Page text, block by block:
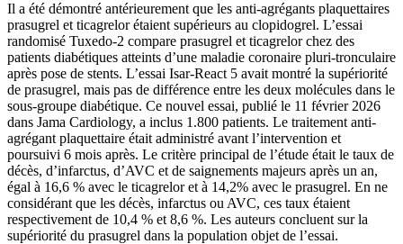
Il a été démontré antérieurement que les anti-agrégants plaquettaires
prasugrel et ticagrelor étaient supérieurs au clopidogrel. L’essai
randomisé Tuxedo-2 compare prasugrel et ticagrelor chez des
patients diabétiques atteints d’une maladie coronaire pluri-tronculaire
après pose de stents. L’essai Isar-React 5 avait montré la supériorité
de prasugrel, mais pas de différence entre les deux molécules dans le
sous-groupe diabétique. Ce nouvel essai, publié le 11 février 2026
dans Jama Cardiology, a inclus 1.800 patients. Le traitement anti-
agrégant plaquettaire était administré avant l’intervention et
poursuivi 6 mois après. Le critère principal de l’étude était le taux de
décès, d’infarctus, d’AVC et de saignements majeurs après un an,
égal à 16,6 % avec le ticagrelor et à 14,2% avec le prasugrel. En ne
considérant que les décès, infarctus ou AVC, ces taux étaient
respectivement de 10,4 % et 8,6 %. Les auteurs concluent sur la
supériorité du prasugrel dans la population objet de l’essai.